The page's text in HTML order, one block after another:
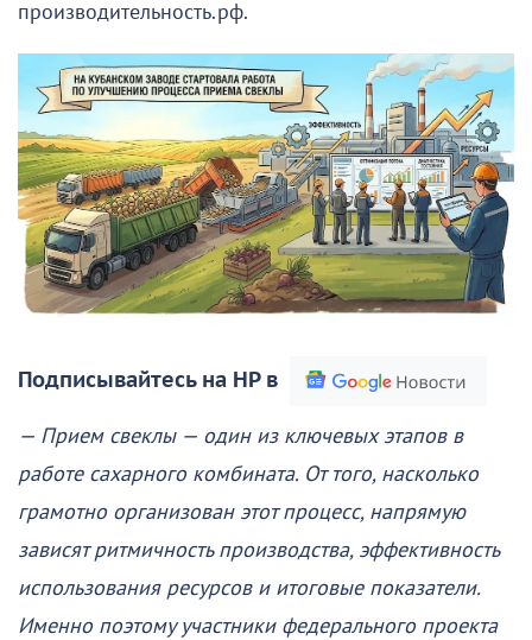
производительность.рф.
Подписывайтесь на НР в
— Прием свеклы — один из ключевых этапов в
работе сахарного комбината. От того, насколько
грамотно организован этот процесс, напрямую
зависят ритмичность производства, эффективность
использования ресурсов и итоговые показатели.
Именно поэтому участники федерального проекта